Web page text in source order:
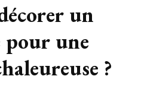
un
pour une
?